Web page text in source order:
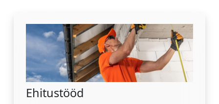
Ehitustööd